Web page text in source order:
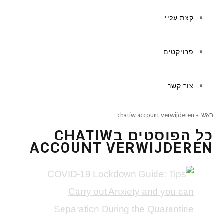
קצת עליי
פרויקטים
צור קשר
ראשי »
chatiw account verwijderen
כל הפוסטים בCHATIW
ACCOUNT VERWIJDEREN